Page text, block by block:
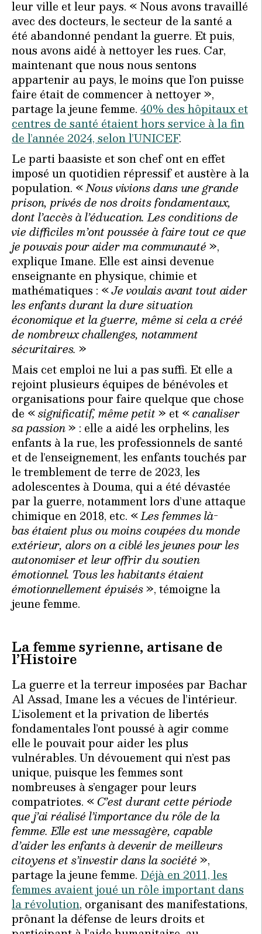
leur ville et leur pays. « Nous avons travaillé
avec des docteurs, le secteur de la santé a
été abandonné pendant la guerre. Et puis,
nous avons aidé à nettoyer les rues. Car,
maintenant que nous nous sentons
appartenir au pays, le moins que l’on puisse
faire était de commencer à nettoyer »,
partage la jeune femme.40% des hôpitaux et
centres de santé étaient hors service à la fin
de l’année 2024, selon l’UNICEF.
Le parti baasiste et son chef ont en effet
imposé un quotidien répressif et austère à la
population. «Nous vivions dans une grande
prison, privés de nos droits fondamentaux,
dont l’accès à l’éducation. Les conditions de
vie difficiles m’ont poussée à faire tout ce que
je pouvais pour aider ma communauté»,
explique Imane. Elle est ainsi devenue
enseignante en physique, chimie et
mathématiques : «Je voulais avant tout aider
les enfants durant la dure situation
économique et la guerre, même si cela a créé
de nombreux challenges, notamment
sécuritaires. »
Mais cet emploi ne lui a pas suffi. Et elle a
rejoint plusieurs équipes de bénévoles et
organisations pour faire quelque que chose
de «significatif, même petit» et «canaliser
sa passion» : elle a aidé les orphelins, les
enfants à la rue, les professionnels de santé
et de l’enseignement, les enfants touchés par
le tremblement de terre de 2023, les
adolescentes à Douma, qui a été dévastée
par la guerre, notamment lors d’une attaque
chimique en 2018, etc. «Les femmes là-
bas étaient plus ou moins coupées du monde
extérieur, alors on a ciblé les jeunes pour les
autonomiser et leur offrir du soutien
émotionnel. Tous les habitants étaient
émotionnellement épuisés», témoigne la
jeune femme.
La femme syrienne, artisane de
l’Histoire
La guerre et la terreur imposées par Bachar
Al Assad, Imane les a vécues de l’intérieur.
L’isolement et la privation de libertés
fondamentales l’ont poussé à agir comme
elle le pouvait pour aider les plus
vulnérables. Un dévouement qui n’est pas
unique, puisque les femmes sont
nombreuses à s’engager pour leurs
compatriotes. «C’est durant cette période
que j’ai réalisé l’importance du rôle de la
femme. Elle est une messagère, capable
d’aider les enfants à devenir de meilleurs
citoyens et s’investir dans la société»,
partage la jeune femme.Déjà en 2011, les
femmes avaient joué un rôle important dans
la révolution, organisant des manifestations,
prônant la défense de leurs droits et